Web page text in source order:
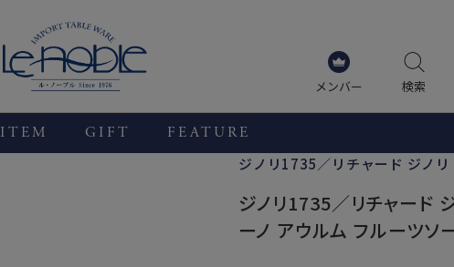
メンバー 検索
ITEM GIFT FEATURE
ジノリ1735／リチャード ジノリ
ジノリ1735／リチャード
ーノ アウルム フルーツ